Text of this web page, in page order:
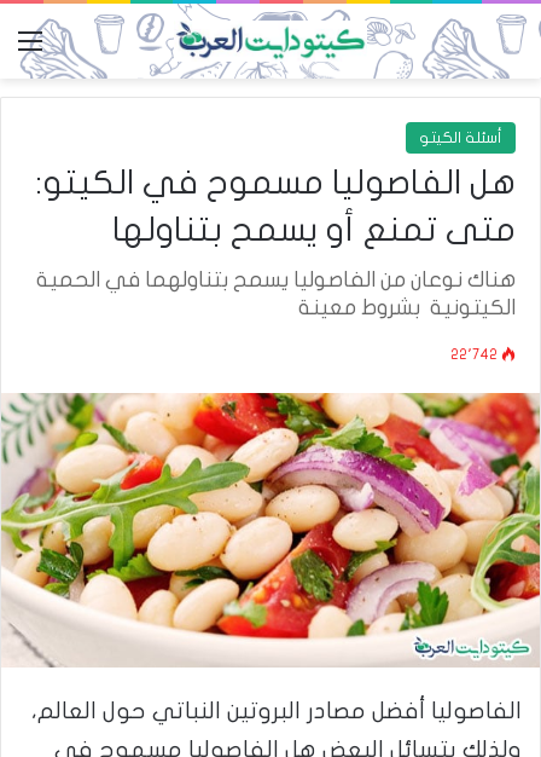
أسئلة الكيتو
هل الفاصوليا مسموح في الكيتو:
متى تمنع أو يسمح بتناولها
هناك نوعان من الفاصوليا يسمح بتناولهما في الحمية
الكيتونية بشروط معينة
22٬742
الفاصوليا أفضل مصادر البروتين النباتي حول العالم،
ولذلك يتسائل البعض هل الفاصوليا مسموح في